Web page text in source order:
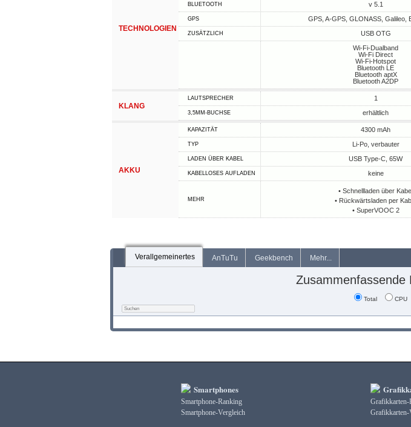
TECHNOLOGIEN
BLUETOOTH v 5.1
GPS GPS, A-GPS, GLONASS, Galileo,
ZUSÄTZLICH
USB OTG
Wi-Fi-Dualband
Wi-Fi Direct
Wi-Fi-Hotspot
Bluetooth LE
Bluetooth aptX
Bluetooth A2DP
KLANG
LAUTSPRECHER 1
3,5MM-BUCHSE erhältlich
AKKU
KAPAZITÄT 4300 mAh
TYP Li-Po, verbauter
LADEN ÜBER KABEL USB Type-C, 65W
KABELLOSES AUFLADEN keine
MEHR
• Schnellladen über
• Rückwärtsladen per
• SuperVOOC 2
Verallgemeinertes AnTuTu Geekbench Mehr...
Zusammenfassende
Total CPU
Smartphones
Smartphone-Ranking
Smartphone-Vergleich
Grafikkarten-
Grafikkarten-